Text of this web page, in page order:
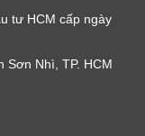
tư HCM cấp ngày
Nhì, TP. HCM